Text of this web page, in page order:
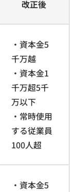
改正後
・資本金5
千万越
・資本金1
千万超5千
万以下
・常時使用
する従業員
100人超
・資本金5